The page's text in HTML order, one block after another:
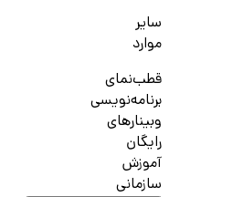
سایر
موارد
قطب‌نمای
برنامه‌نویسی
وبینارهای
رایگان
آموزش
سازمانی